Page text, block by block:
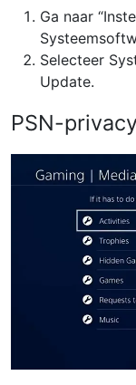
Ga naar
Selecteer
Update.
PSN-